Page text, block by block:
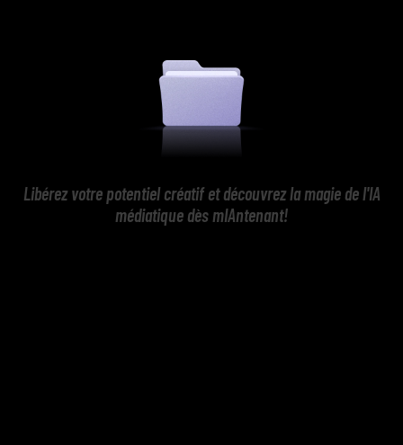
Libérez votre potentiel créatif et découvrez la magie de l'IA
médiatique dès mIAntenant!